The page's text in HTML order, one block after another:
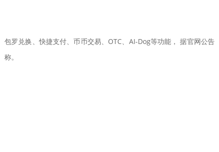
包罗兑换、快捷支付、币币交易、OTC、AI-Dog等功能， 据官网公告
称。